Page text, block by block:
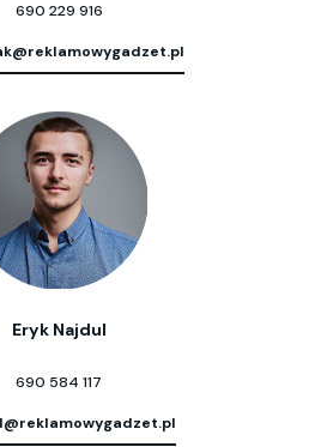
690 229 916
Eryk Najdul
690 584 117